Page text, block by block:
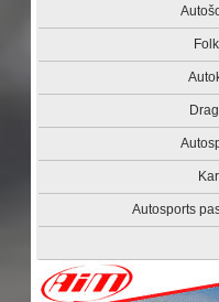
Autosports